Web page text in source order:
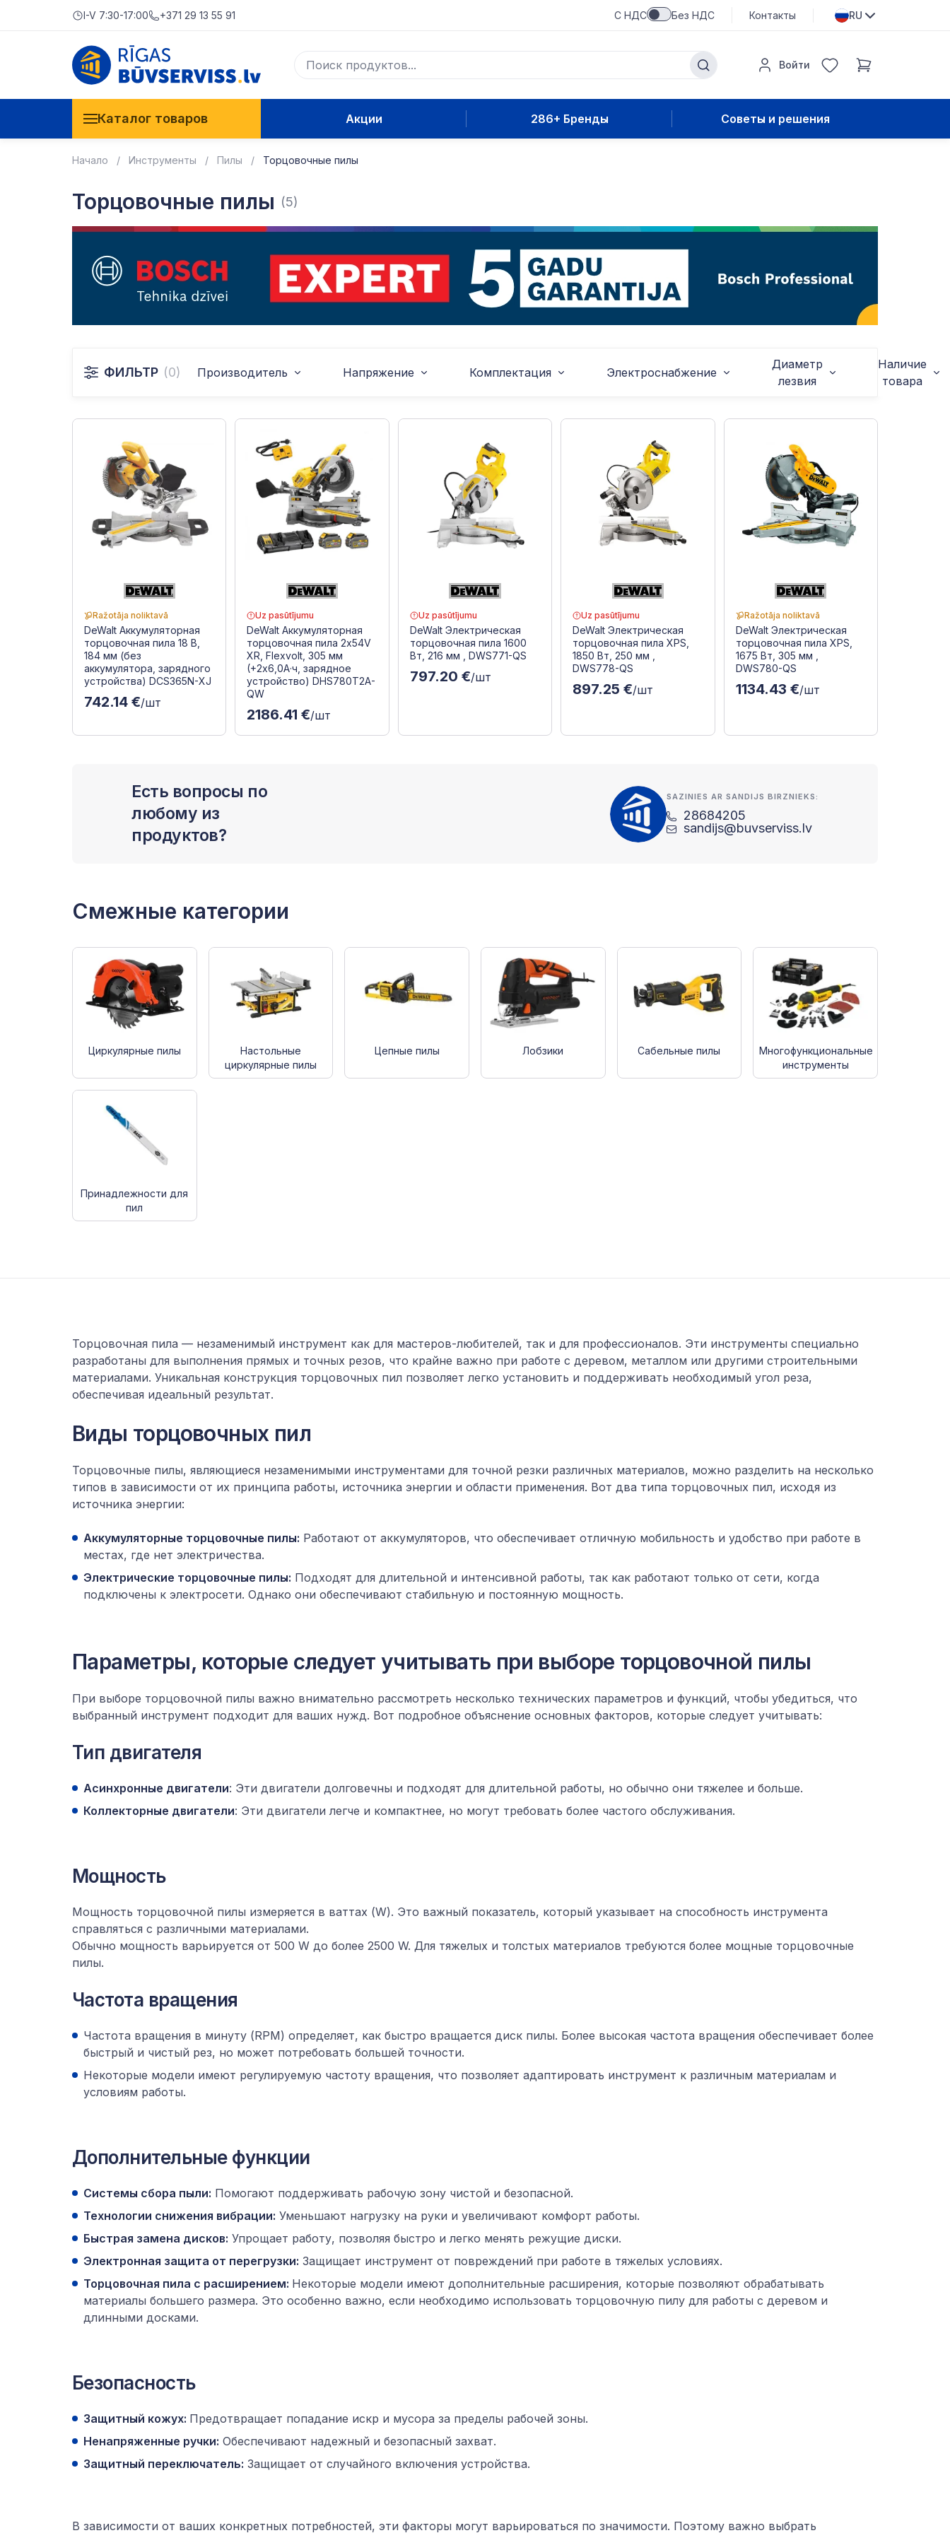
I-V 7:30-17:00 +371 29 13 55 91 С НДС Без НДС Контакты RU
Войти
Каталог товаров Акции 286+ Бренды Советы и решения
Начало Инструменты Пилы Торцовочные пилы
Торцовочные пилы (5)
ФИЛЬТР (0) Производитель Напряжение Комплектация Электроснабжение
Диаметр
лезвия
Наличие
товара
Ražotāja noliktavā
DeWalt Аккумуляторная
торцовочная пила 18 В,
184 мм (без
аккумулятора, зарядного
устройства) DCS365N-XJ
742.14 €/шт
Uz pasūtījumu
DeWalt Аккумуляторная
торцовочная пила 2x54V
XR, Flexvolt, 305 мм
(+2x6,0A·ч, зарядное
устройство) DHS780T2A-
QW
2186.41 €/шт
Uz pasūtījumu
DeWalt Электрическая
торцовочная пила 1600
Вт, 216 мм , DWS771-QS
797.20 €/шт
Uz pasūtījumu
DeWalt Электрическая
торцовочная пила XPS,
1850 Вт, 250 мм ,
DWS778-QS
897.25 €/шт
Ražotāja noliktavā
DeWalt Электрическая
торцовочная пила XPS,
1675 Вт, 305 мм ,
DWS780-QS
1134.43 €/шт
Есть вопросы по
любому из
продуктов?
SAZINIES AR SANDIJS BIRZNIEKS:
28684205
sandijs@buvserviss.lv
Смежные категории
Циркулярные пилы
Настольные
циркулярные пилы
Цепные пилы Лобзики Сабельные пилы
Многофункциональные
инструменты
Принадлежности для
пил
Торцовочная пила — незаменимый инструмент как для мастеров-любителей, так и для профессионалов. Эти инструменты специально
разработаны для выполнения прямых и точных резов, что крайне важно при работе с деревом, металлом или другими строительными
материалами. Уникальная конструкция торцовочных пил позволяет легко установить и поддерживать необходимый угол реза,
обеспечивая идеальный результат.
Виды торцовочных пил
Торцовочные пилы, являющиеся незаменимыми инструментами для точной резки различных материалов, можно разделить на несколько
типов в зависимости от их принципа работы, источника энергии и области применения. Вот два типа торцовочных пил, исходя из
источника энергии:
Аккумуляторные торцовочные пилы: Работают от аккумуляторов, что обеспечивает отличную мобильность и удобство при работе в
местах, где нет электричества.
Электрические торцовочные пилы: Подходят для длительной и интенсивной работы, так как работают только от сети, когда
подключены к электросети. Однако они обеспечивают стабильную и постоянную мощность.
Параметры, которые следует учитывать при выборе торцовочной пилы
При выборе торцовочной пилы важно внимательно рассмотреть несколько технических параметров и функций, чтобы убедиться, что
выбранный инструмент подходит для ваших нужд. Вот подробное объяснение основных факторов, которые следует учитывать:
Тип двигателя
Асинхронные двигатели: Эти двигатели долговечны и подходят для длительной работы, но обычно они тяжелее и больше.
Коллекторные двигатели: Эти двигатели легче и компактнее, но могут требовать более частого обслуживания.
Мощность
Мощность торцовочной пилы измеряется в ваттах (W). Это важный показатель, который указывает на способность инструмента
справляться с различными материалами.
Обычно мощность варьируется от 500 W до более 2500 W. Для тяжелых и толстых материалов требуются более мощные торцовочные
пилы.
Частота вращения
Частота вращения в минуту (RPM) определяет, как быстро вращается диск пилы. Более высокая частота вращения обеспечивает более
быстрый и чистый рез, но может потребовать большей точности.
Некоторые модели имеют регулируемую частоту вращения, что позволяет адаптировать инструмент к различным материалам и
условиям работы.
Дополнительные функции
Системы сбора пыли: Помогают поддерживать рабочую зону чистой и безопасной.
Технологии снижения вибрации: Уменьшают нагрузку на руки и увеличивают комфорт работы.
Быстрая замена дисков: Упрощает работу, позволяя быстро и легко менять режущие диски.
Электронная защита от перегрузки: Защищает инструмент от повреждений при работе в тяжелых условиях.
Торцовочная пила с расширением: Некоторые модели имеют дополнительные расширения, которые позволяют обрабатывать
материалы большего размера. Это особенно важно, если необходимо использовать торцовочную пилу для работы с деревом и
длинными досками.
Безопасность
Защитный кожух: Предотвращает попадание искр и мусора за пределы рабочей зоны.
Ненапряженные ручки: Обеспечивают надежный и безопасный захват.
Защитный переключатель: Защищает от случайного включения устройства.
В зависимости от ваших конкретных потребностей, эти факторы могут варьироваться по значимости. Поэтому важно выбрать